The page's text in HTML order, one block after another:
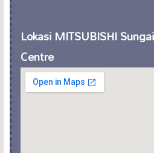
Lokasi MITSUBISHI
Centre